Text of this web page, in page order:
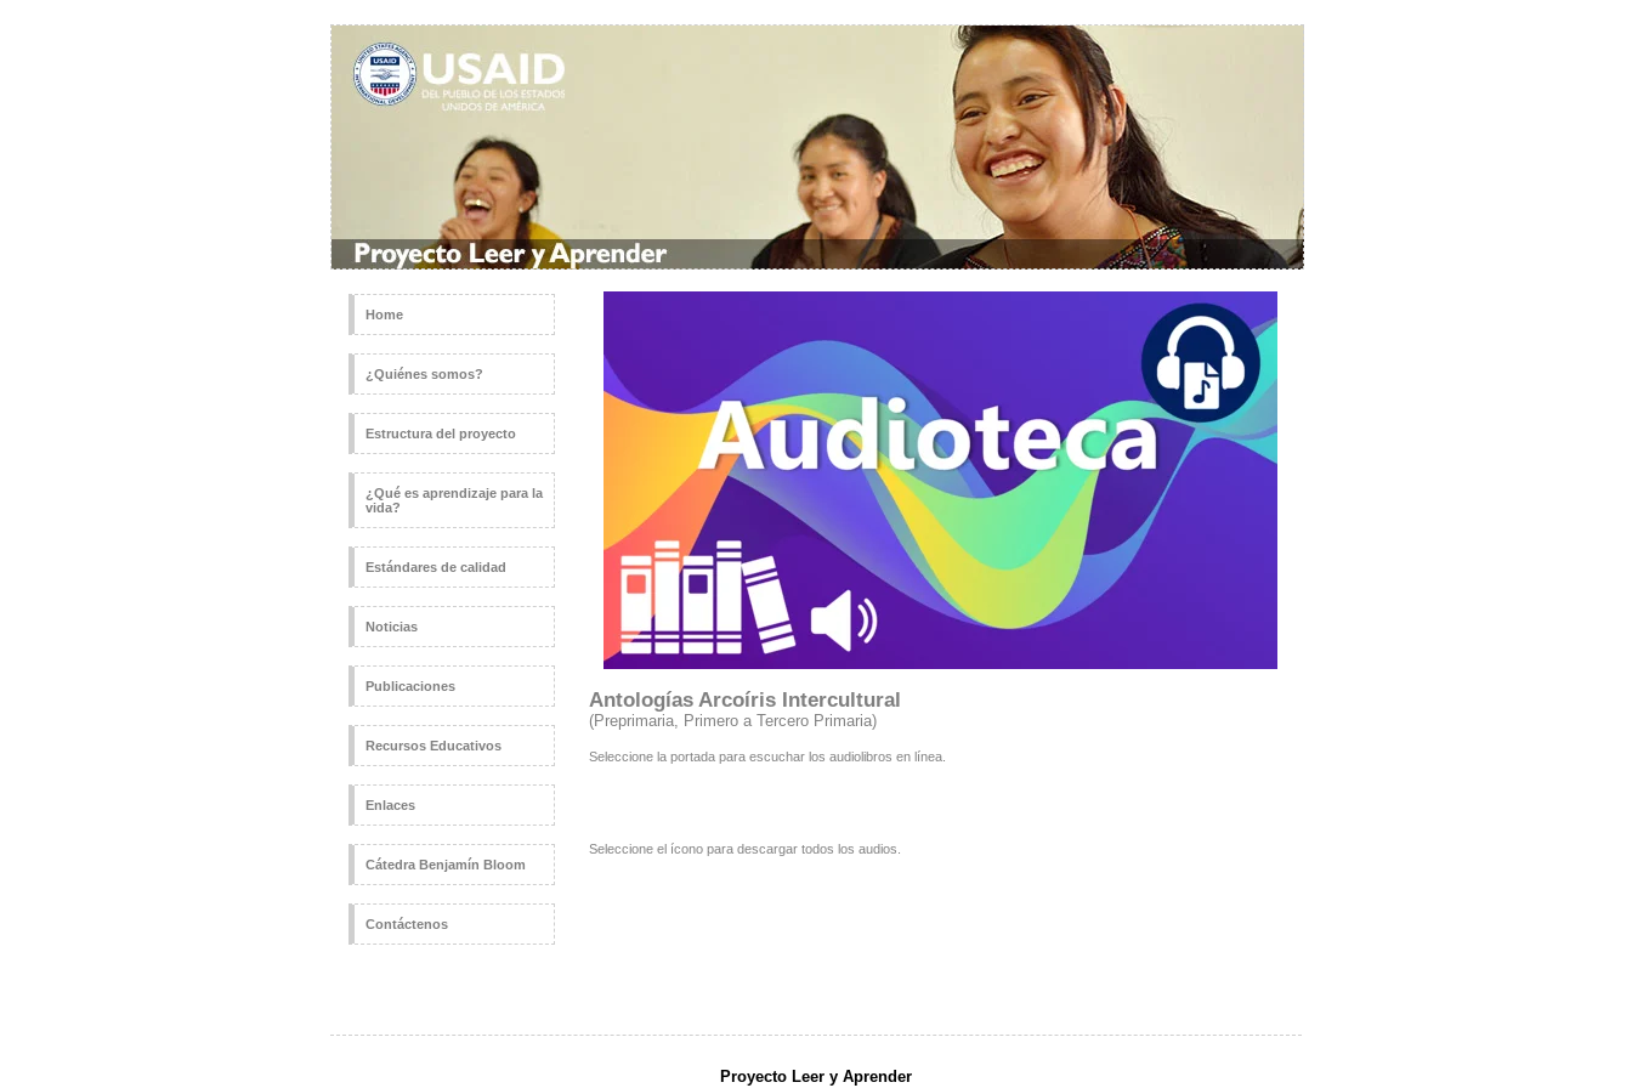
Home
¿Quiénes somos?
Estructura del proyecto
¿Qué es aprendizaje para la
vida?
Estándares de calidad
Noticias
Publicaciones
Recursos Educativos
Enlaces
Cátedra Benjamín Bloom
Contáctenos
Antologías Arcoíris Intercultural
(Preprimaria, Primero a Tercero Primaria)
Seleccione la portada para escuchar los audiolibros en línea.
Seleccione el ícono para descargar todos los audios.
Proyecto Leer y Aprender